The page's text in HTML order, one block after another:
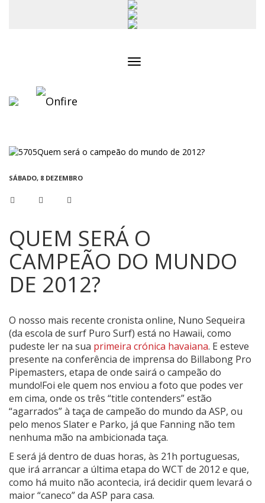
SÁBADO, 8 DEZEMBRO
QUEM SERÁ O
CAMPEÃO DO MUNDO
DE 2012?
O nosso mais recente cronista online, Nuno Sequeira
(da escola de surf Puro Surf) está no Hawaii, como
pudeste ler na sua primeira crónica havaiana. E esteve
presente na conferência de imprensa do Billabong Pro
Pipemasters, etapa de onde sairá o campeão do
mundo!Foi ele quem nos enviou a foto que podes ver
em cima, onde os três “title contenders” estão
“agarrados” à taça de campeão do mundo da ASP, ou
pelo menos Slater e Parko, já que Fanning não tem
nenhuma mão na ambicionada taça.
E será já dentro de duas horas, às 21h portuguesas,
que irá arrancar a última etapa do WCT de 2012 e que,
como há muito não acontecia, irá decidir quem levará o
maior “caneco” da ASP para casa.